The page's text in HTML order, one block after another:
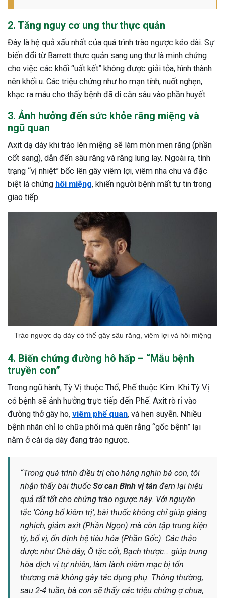
2. Tăng nguy cơ ung thư thực quản
Đây là hệ quả xấu nhất của quá trình trào ngược kéo dài. Sự
biến đổi từ Barrett thực quản sang ung thư là minh chứng
cho việc các khối “uất kết” không được giải tỏa, hình thành
nên khối u. Các triệu chứng như ho mạn tính, nuốt nghẹn,
khạc ra máu cho thấy bệnh đã di căn sâu vào phần huyết.
3. Ảnh hưởng đến sức khỏe răng miệng và
ngũ quan
Axit dạ dày khi trào lên miệng sẽ làm mòn men răng (phần
cốt sang), dẫn đến sâu răng và răng lung lay. Ngoài ra, tình
trạng “vị nhiệt” bốc lên gây viêm lợi, viêm nha chu và đặc
biệt là chứng hôi miệng, khiến người bệnh mất tự tin trong
giao tiếp.
Trào ngược dạ dày có thể gây sâu răng, viêm lợi và hôi miệng
4. Biến chứng đường hô hấp – “Mẫu bệnh
truyền con”
Trong ngũ hành, Tỳ Vị thuộc Thổ, Phế thuộc Kim. Khi Tỳ Vị
có bệnh sẽ ảnh hưởng trực tiếp đến Phế. Axit rò rỉ vào
đường thở gây ho, viêm phế quan, và hen suyễn. Nhiều
bệnh nhân chỉ lo chữa phổi mà quên rằng “gốc bệnh” lại
nằm ở cái dạ dày đang trào ngược.
“Trong quá trình điều trị cho hàng nghìn bà con, tôi
nhận thấy bài thuốc Sơ can Bình vị tán đem lại hiệu
quả rất tốt cho chứng trào ngược này. Với nguyên
tắc ‘Công bổ kiêm trị’, bài thuốc không chỉ giúp giáng
nghịch, giảm axit (Phần Ngọn) mà còn tập trung kiện
tỳ, bổ vị, ổn định hệ tiêu hóa (Phần Gốc). Các thảo
dược như Chè dây, Ô tặc cốt, Bạch thược… giúp trung
hòa dịch vị tự nhiên, làm lành niêm mạc bị tổn
thương mà không gây tác dụng phụ. Thông thường,
sau 2-4 tuần, bà con sẽ thấy các triệu chứng ợ chua,